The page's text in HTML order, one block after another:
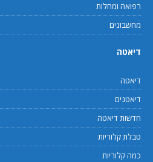
רפואה ומחלות
מחשבונים
דיאטה
דיאטה
דיאטנים
חדשות דיאטה
טבלת קלוריות
כמה קלוריות